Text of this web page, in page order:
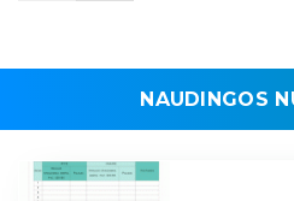
NAUDINGOS